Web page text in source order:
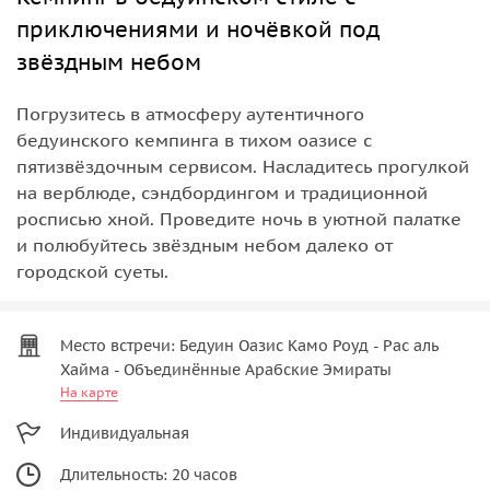
приключениями и ночёвкой под
звёздным небом
Погрузитесь в атмосферу аутентичного
бедуинского кемпинга в тихом оазисе с
пятизвёздочным сервисом. Насладитесь прогулкой
на верблюде, сэндбордингом и традиционной
росписью хной. Проведите ночь в уютной палатке
и полюбуйтесь звёздным небом далеко от
городской суеты.
Место встречи: Бедуин Оазис Камо Роуд - Рас аль
Хайма - Объединённые Арабские Эмираты
На карте
Индивидуальная
Длительность: 20 часов